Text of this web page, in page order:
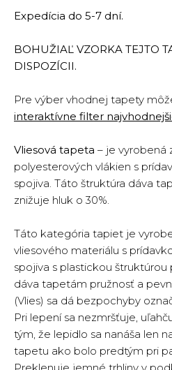
Expedícia do 5-7 dní.
BOHUŽIAĽ VZORKA TEJTO
DISPOZÍCII.
Pre výber vhodnej tapety
interaktívne filter
Vliesová tapeta – je vyrobená
polyesterových vlákien s
spojiva. Táto štruktúra dáva
znižuje hluk o 30%.
Táto kategória tapiet je
vliesového materiálu s
spojiva s plastickou štruktúrou
dáva tapetám pružnosť a
(Vlies) sa dá bezpochyby
Pri lepení sa nezmršťuje,
tým, že lepidlo sa nanáša len
tapetu ako bolo predtým pri